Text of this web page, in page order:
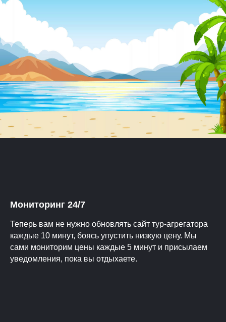
Мониторинг 24/7
Теперь вам не нужно обновлять сайт тур-агрегатора
каждые 10 минут, боясь упустить низкую цену. Мы
сами мониторим цены каждые 5 минут и присылаем
уведомления, пока вы отдыхаете.